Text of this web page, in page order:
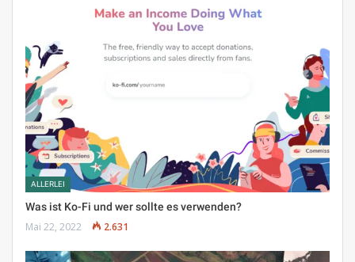
ALLERLEI
Was ist Ko-Fi und wer sollte es verwenden?
Mai 22, 2022 2.631